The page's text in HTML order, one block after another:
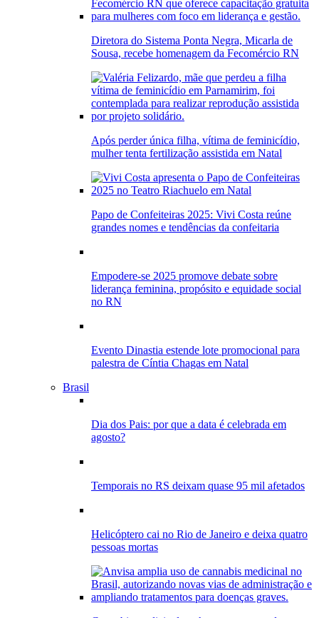
Diretora do Sistema Ponta Negra, Micarla de
Sousa, recebe homenagem da Fecomércio RN
Após perder única filha, vítima de feminicídio,
mulher tenta fertilização assistida em Natal
Papo de Confeiteiras 2025: Vivi Costa reúne
grandes nomes e tendências da confeitaria
Empodere-se 2025 promove debate sobre
liderança feminina, propósito e equidade social
no RN
Evento Dinastia estende lote promocional para
palestra de Cíntia Chagas em Natal
Brasil
Dia dos Pais: por que a data é celebrada em
agosto?
Temporais no RS deixam quase 95 mil afetados
Helicóptero cai no Rio de Janeiro e deixa quatro
pessoas mortas